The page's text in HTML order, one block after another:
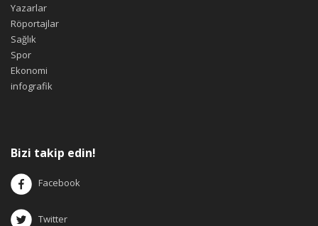
Yazarlar
Röportajlar
Sağlık
Spor
Ekonomi
infografik
Bizi takip edin!
Facebook
Twitter